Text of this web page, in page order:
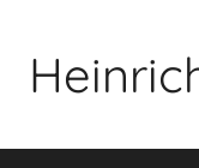
springen
zu